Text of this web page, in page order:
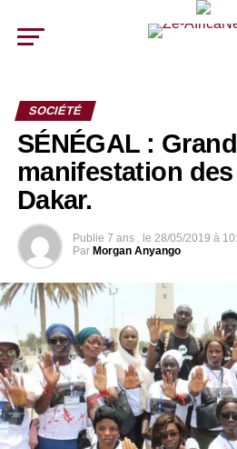
SOCIÉTÉ
SÉNÉGAL :
manifestation
Dakar.
Publie 7 ans . le 28/05/2019 à
Par Morgan Anyango